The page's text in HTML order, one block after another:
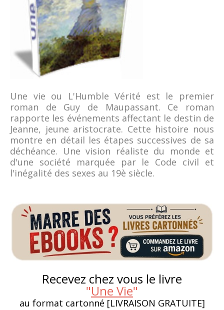
Une vie ou L'Humble Vérité est le premier
roman de Guy de Maupassant. Ce roman
rapporte les événements affectant le destin de
Jeanne, jeune aristocrate. Cette histoire nous
montre en détail les étapes successives de sa
déchéance. Une vision réaliste du monde et
d'une société marquée par le Code civil et
l'inégalité des sexes au 19è siècle.
Recevez chez vous le livre
"Une Vie"
au format cartonné [LIVRAISON GRATUITE]